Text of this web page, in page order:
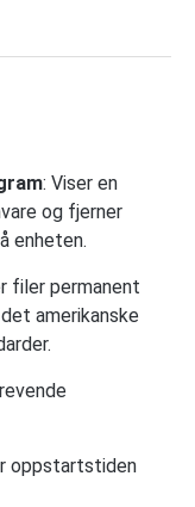
: Viser en
og fjerner
enheten.
filer permanent
amerikanske
oppstartstiden